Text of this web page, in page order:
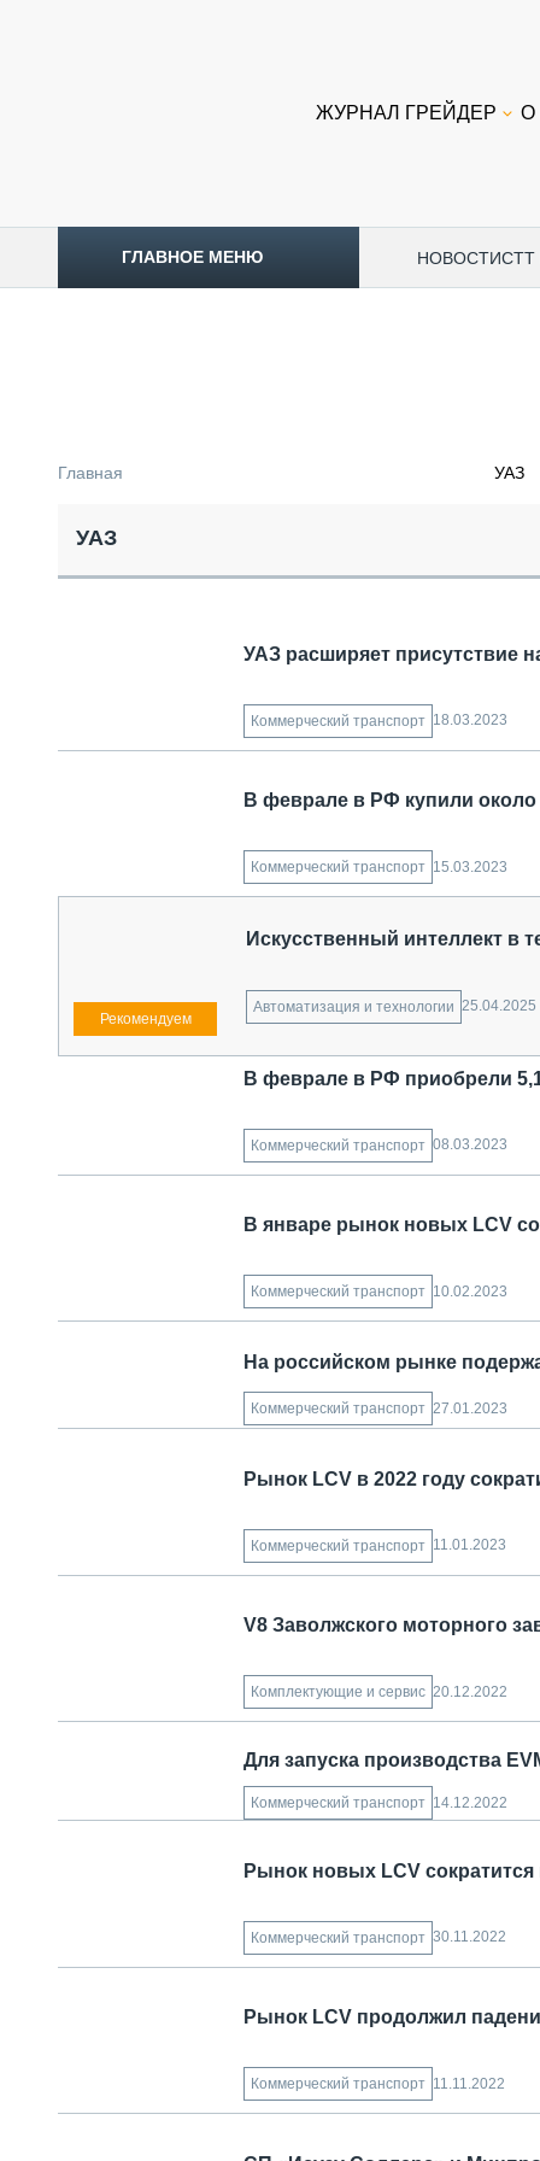
ЖУРНАЛ ГРЕЙДЕР О
ГЛАВНОЕ МЕНЮ НОВОСТИCTT
ГРУЗОПЕРЕВОЗКИ
ТЕХНИКА КРУПНЫМ ПЛАНОМ
ИСПЫТАТЕЛИ
ДОРОЖНАЯ ИНДУСТРИЯ
СЕРВИСМЕНЫ
Главная УАЗ
УАЗ
УАЗ расширяет присутствие
Коммерческий транспорт 18.03.2023
В феврале в РФ купили
Коммерческий транспорт 15.03.2023
Искусственный интеллект в
Автоматизация и технологии 25.04.2025
В феврале в РФ приобрели
Коммерческий транспорт 08.03.2023
В январе рынок новых LCV
Коммерческий транспорт 10.02.2023
На российском рынке
Коммерческий транспорт 27.01.2023
Рынок LCV в 2022 году
Коммерческий транспорт 11.01.2023
V8 Заволжского моторного
Комплектующие и сервис 20.12.2022
Для запуска производства
Коммерческий транспорт 14.12.2022
Рынок новых LCV
Коммерческий транспорт 30.11.2022
Рынок LCV продолжил
Коммерческий транспорт 11.11.2022